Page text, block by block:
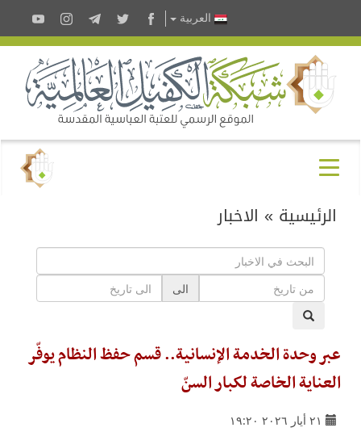
العربية
الرئيسية » الاخبار
الى
عبر وحدة الخدمة الإنسانية.. قسم حفظ النظام يوفّر
العناية الخاصة لكبار السنّ
٢١ أيار ٢٠٢٦ ١٩:٢٠